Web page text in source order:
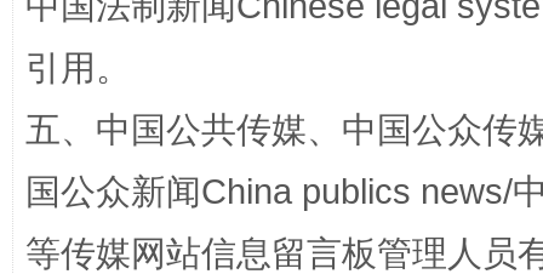
引用。
五、中国公共传媒、中国公众传
国公众新闻China publics news/
等传媒网站信息留言板管理人员